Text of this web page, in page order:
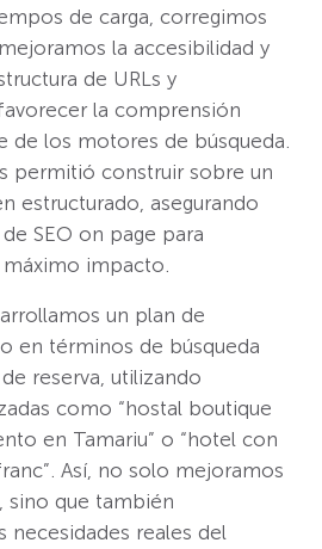
de carga, corregimos
la accesibilidad y
de URLs y
la comprensión
de los motores de búsqueda.
permitió construir sobre un
estructurado, asegurando
SEO on page para
máximo impacto.
un plan de
en términos de búsqueda
reserva, utilizando
como “hostal boutique
en Tamariu” o “hotel con
Así, no solo mejoramos
sino que también
necesidades reales del